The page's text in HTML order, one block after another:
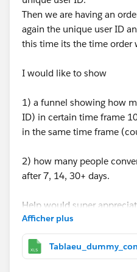
Then we are having an
again the unique user ID
this time its the time order
I would like to show
1) a funnel showing how
ID) in certain time frame
in the same time frame
2) how many people
after 7, 14, 30+ days.
Help would super
and just learning. I have
some dummy data.
Afficher plus